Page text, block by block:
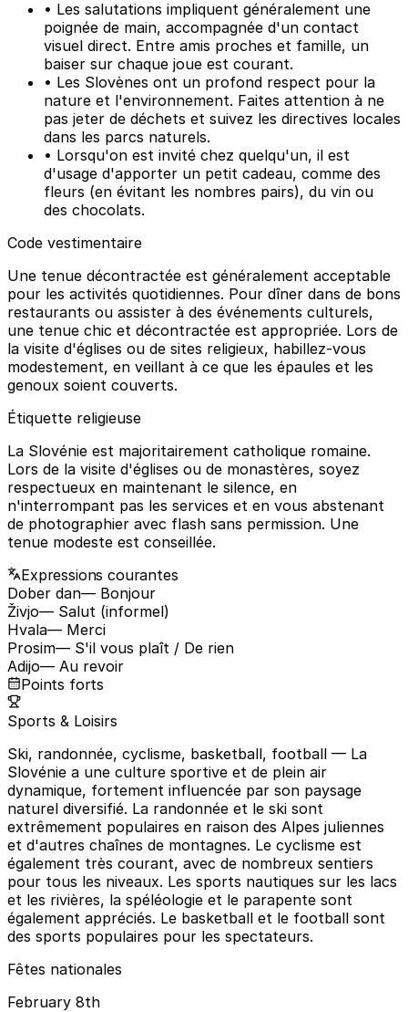
• Les salutations impliquent généralement une
poignée de main, accompagnée d'un contact
visuel direct. Entre amis proches et famille, un
baiser sur chaque joue est courant.
• Les Slovènes ont un profond respect pour la
nature et l'environnement. Faites attention à ne
pas jeter de déchets et suivez les directives locales
dans les parcs naturels.
• Lorsqu'on est invité chez quelqu'un, il est
d'usage d'apporter un petit cadeau, comme des
fleurs (en évitant les nombres pairs), du vin ou
des chocolats.
Code vestimentaire
Une tenue décontractée est généralement acceptable
pour les activités quotidiennes. Pour dîner dans de bons
restaurants ou assister à des événements culturels,
une tenue chic et décontractée est appropriée. Lors de
la visite d'églises ou de sites religieux, habillez-vous
modestement, en veillant à ce que les épaules et les
genoux soient couverts.
Étiquette religieuse
La Slovénie est majoritairement catholique romaine.
Lors de la visite d'églises ou de monastères, soyez
respectueux en maintenant le silence, en
n'interrompant pas les services et en vous abstenant
de photographier avec flash sans permission. Une
tenue modeste est conseillée.
Expressions courantes
Dober dan— Bonjour
Živjo— Salut (informel)
Hvala— Merci
Prosim— S'il vous plaît / De rien
Adijo— Au revoir
Points forts
Sports & Loisirs
Ski, randonnée, cyclisme, basketball, football — La
Slovénie a une culture sportive et de plein air
dynamique, fortement influencée par son paysage
naturel diversifié. La randonnée et le ski sont
extrêmement populaires en raison des Alpes juliennes
et d'autres chaînes de montagnes. Le cyclisme est
également très courant, avec de nombreux sentiers
pour tous les niveaux. Les sports nautiques sur les lacs
et les rivières, la spéléologie et le parapente sont
également appréciés. Le basketball et le football sont
des sports populaires pour les spectateurs.
Fêtes nationales
February 8th